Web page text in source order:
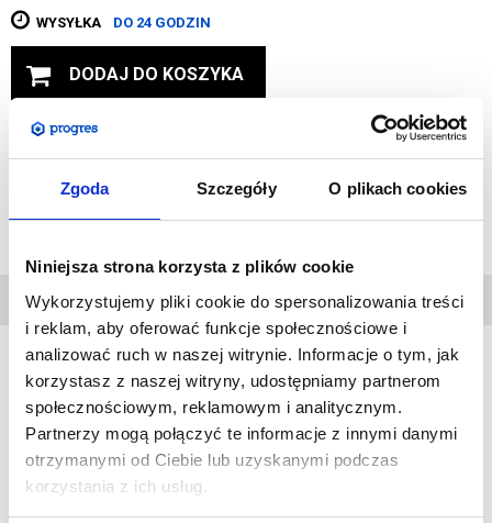
Zgoda Szczegóły O plikach cookies
Niniejsza strona korzysta z plików cookie
Wykorzystujemy pliki cookie do spersonalizowania treści
i reklam, aby oferować funkcje społecznościowe i
analizować ruch w naszej witrynie. Informacje o tym, jak
korzystasz z naszej witryny, udostępniamy partnerom
społecznościowym, reklamowym i analitycznym.
Partnerzy mogą połączyć te informacje z innymi danymi
otrzymanymi od Ciebie lub uzyskanymi podczas
korzystania z ich usług.
WYSYŁKA DO 24 GODZIN
DODAJ DO KOSZYKA
DANE
TECHNICZNE
Torba do masztów flagowych, wykonana z bardzo mocnego
materiału typu canvas. Jest doskonałym uzupełnieniem flagi
dla klientów bardziej wymagających.
Pomieści złożony maszt i flagę.
Długość torby: 120 cm.